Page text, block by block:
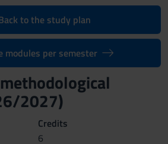
to the study plan
modules per semester
2027)
Credits
6